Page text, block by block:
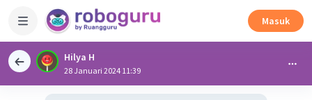
Masuk
Hilya H
28 Januari 2024 11:39